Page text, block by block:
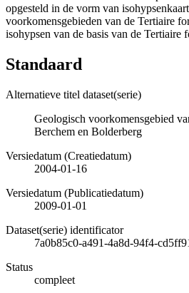
opgesteld in de vorm van
voorkomensgebieden van de Tertiaire
isohypsen van de basis van de Tertiaire
Standaard
Alternatieve titel dataset(serie)
Geologisch voorkomensgebied
Berchem en Bolderberg
Versiedatum (Creatiedatum)
2004-01-16
Versiedatum (Publicatiedatum)
2009-01-01
Dataset(serie) identificator
7a0b85c0-a491-4a8d-94f4-
Status
compleet